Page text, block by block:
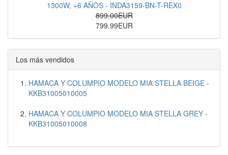
1300W, +6 AÑOS - INDA3159-BN-T-REX0
899.00EUR
799.99EUR
Los más vendidos
HAMACA Y COLUMPIO MODELO MIA STELLA BEIGE -
KKB31005010005
HAMACA Y COLUMPIO MODELO MIA STELLA GREY -
KKB31005010008